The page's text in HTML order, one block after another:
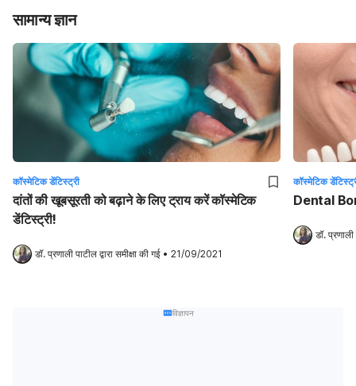
सामान्य ज्ञान
कॉस्मेटिक डेंटिस्ट्री
दांतों की खूबसूरती को बढ़ाने के लिए ट्राय करें कॉस्मेटिक
डेंटिस्ट्री!
डॉ. प्रणाली पाटील द्वारा समीक्षा की गई • 21/09/2021
कॉस्मेटिक
Dental
डॉ.
विज्ञापन